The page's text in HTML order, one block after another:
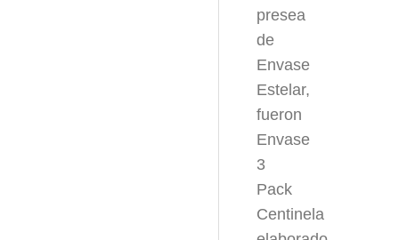
presea
de
Envase
Estelar,
fueron
Envase
3
Pack
Centinela